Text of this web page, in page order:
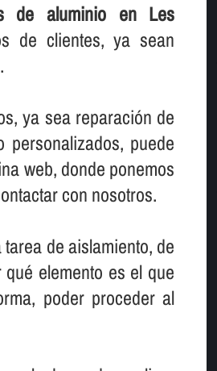
de aluminio en Les
de clientes, ya sean
ya sea reparación de
puede
web, donde ponemos
con nosotros.
de aislamiento, de
elemento es el que
poder proceder al